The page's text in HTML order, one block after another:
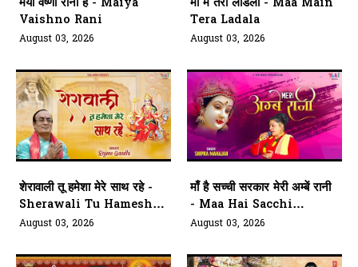
Vaishno Rani
August 03, 2026
Tera Ladala
August 03, 2026
शेरावाली तू हमेशा मेरे साथ रहे -
Sherawali Tu Hamesha
Mere Saath
August 03, 2026
माँ है सच्ची सरकार मेरी अम्बें रानी
- Maa Hai Sacchi
Sarkar Meri Ambe Rani
August 03, 2026